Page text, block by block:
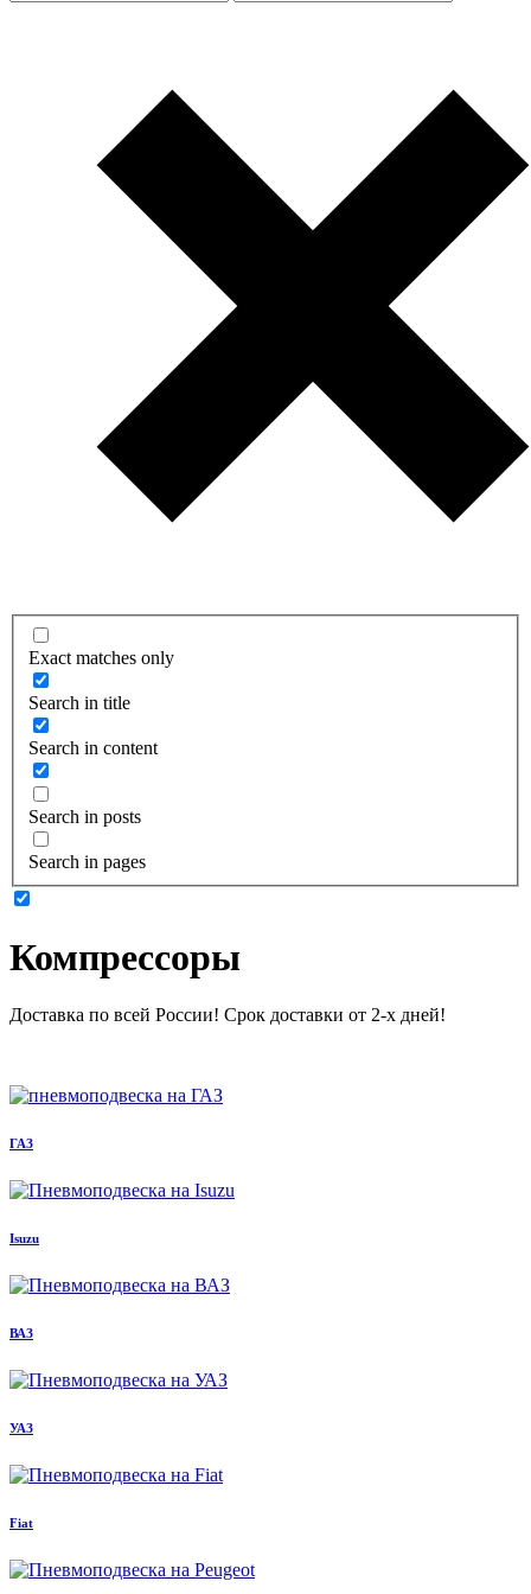
Exact matches only
Search in title
Search in content
Search in posts
Search in pages
Компрессоры
Доставка по всей России! Срок доставки от 2-х дней!
ГАЗ
Isuzu
ВАЗ
УАЗ
Fiat